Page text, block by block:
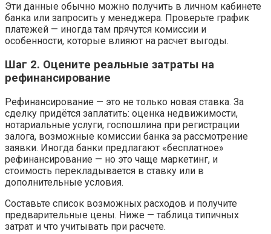
Эти данные обычно можно получить в личном кабинете
банка или запросить у менеджера. Проверьте график
платежей — иногда там прячутся комиссии и
особенности, которые влияют на расчет выгоды.
Шаг 2. Оцените реальные затраты на
рефинансирование
Рефинансирование — это не только новая ставка. За
сделку придётся заплатить: оценка недвижимости,
нотариальные услуги, госпошлина при регистрации
залога, возможные комиссии банка за рассмотрение
заявки. Иногда банки предлагают «бесплатное»
рефинансирование — но это чаще маркетинг, и
стоимость перекладывается в ставку или в
дополнительные условия.
Составьте список возможных расходов и получите
предварительные цены. Ниже — таблица типичных
затрат и что учитывать при расчете.